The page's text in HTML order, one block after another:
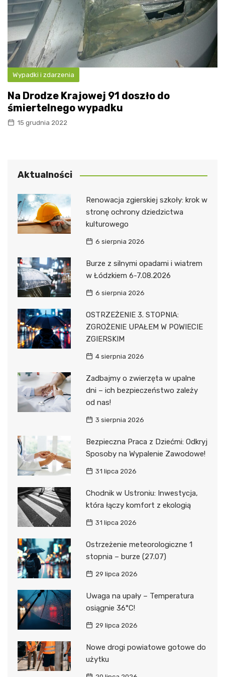
Wypadki i zdarzenia
Na Drodze Krajowej 91 doszło do
śmiertelnego wypadku
15 grudnia 2022
Aktualności
Renowacja zgierskiej szkoły: krok w
stronę ochrony dziedzictwa
kulturowego
6 sierpnia 2026
Burze z silnymi opadami i wiatrem
w Łódzkiem 6-7.08.2026
6 sierpnia 2026
OSTRZEŻENIE 3. STOPNIA:
ZGROŻENIE UPAŁEM W POWIECIE
ZGIERSKIM
4 sierpnia 2026
Zadbajmy o zwierzęta w upalne
dni – ich bezpieczeństwo zależy
od nas!
3 sierpnia 2026
Bezpieczna Praca z Dziećmi: Odkryj
Sposoby na Wypalenie Zawodowe!
31 lipca 2026
Chodnik w Ustroniu: Inwestycja,
która łączy komfort z ekologią
31 lipca 2026
Ostrzeżenie meteorologiczne 1
stopnia – burze (27.07)
29 lipca 2026
Uwaga na upały – Temperatura
osiągnie 36°C!
29 lipca 2026
Nowe drogi powiatowe gotowe do
użytku